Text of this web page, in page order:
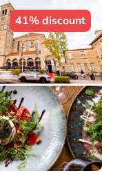
41% discount